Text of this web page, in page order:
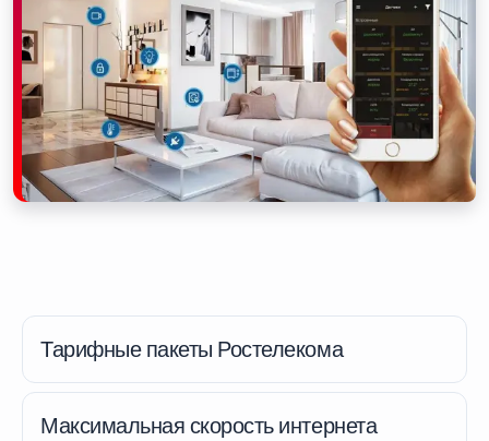
Тарифные пакеты Ростелекома
Максимальная скорость интернета